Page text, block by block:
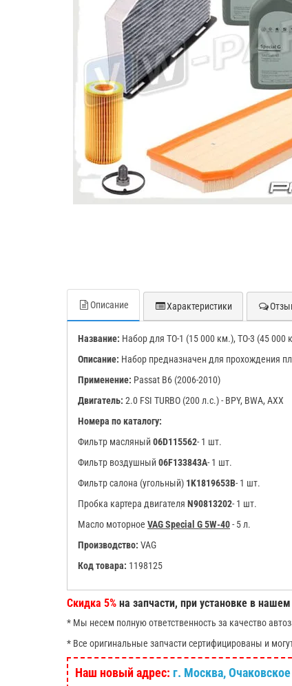
Описание Характеристики
Название: Набор для ТО-1 (15 000 км.), ТО-3 (45 000
Описание: Набор предназначен для прохождения
Применение: Passat B6 (2006-2010)
Двигатель: 2.0 FSI TURBO (200 л.с.) - BPY, BWA, AXX
Номера по каталогу:
Фильтр масляный 06D115562- 1 шт.
Фильтр воздушный 06F133843A- 1 шт.
Фильтр салона (угольный) 1K1819653B- 1 шт.
Пробка картера двигателя N90813202- 1 шт.
Масло моторное VAG Special G 5W-40- 5 л.
Производство: VAG
Код товара: 1198125
Скидка 5% на запчасти, при установке в нашем
* Мы несем полную ответственность за качество
* Все оригинальные запчасти сертифицированы и
Наш новый адрес: г. Москва,